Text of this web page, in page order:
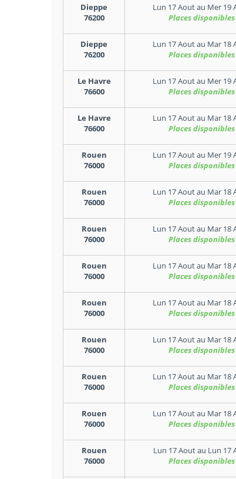
Dieppe
76200
Lun 17 Aoutau Mer 19
Places disponibles
Dieppe
76200
Lun 17 Aoutau Mar 18
Places disponibles
Le Havre
76600
Lun 17 Aoutau Mer 19
Places disponibles
Le Havre
76600
Lun 17 Aoutau Mar 18
Places disponibles
Rouen
76000
Lun 17 Aoutau Mer 19
Places disponibles
Rouen
76000
Lun 17 Aoutau Mar 18
Places disponibles
Rouen
76000
Lun 17 Aoutau Mar 18
Places disponibles
Rouen
76000
Lun 17 Aoutau Mar 18
Places disponibles
Rouen
76000
Lun 17 Aoutau Mar 18
Places disponibles
Rouen
76000
Lun 17 Aoutau Mar 18
Places disponibles
Rouen
76000
Lun 17 Aoutau Mar 18
Places disponibles
Rouen
76000
Lun 17 Aoutau Mar 18
Places disponibles
Rouen
76000
Lun 17 Aoutau Lun 17
Places disponibles